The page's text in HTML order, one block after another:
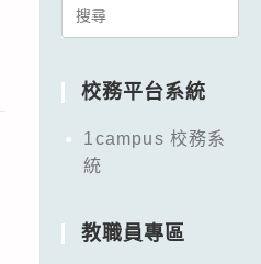
Search
校務平台系統
1campus 校務系
統
教職員專區